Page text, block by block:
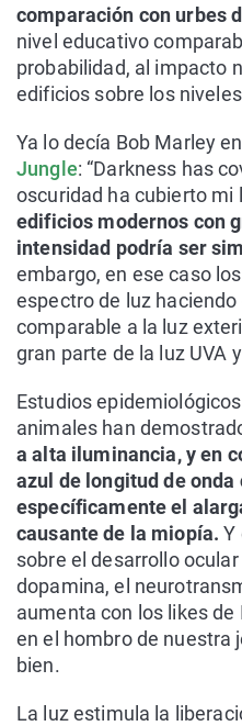
comparación con urbes
nivel educativo
probabilidad, al impacto
edificios sobre los
Ya lo decía Bob Marley
Jungle: “Darkness has
oscuridad ha cubierto mi
edificios modernos con
intensidad podría ser
embargo, en ese caso
espectro de luz
comparable a la luz
gran parte de la luz UVA
Estudios
animales han
a alta iluminancia, y en
azul de longitud de
específicamente el
causante de la miopía.Y
sobre el desarrollo
dopamina, el
aumenta con los likesde
en el hombro de nuestra
bien.
La luz estimula la